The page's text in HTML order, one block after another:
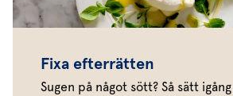
Fixa efterrätten
Sugen på något sött? Så sätt